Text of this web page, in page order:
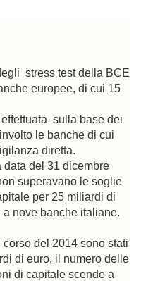
stress test della BCE
europee, di cui 15
sulla base dei
le banche di cui
diretta.
del 31 dicembre
superavano le soglie
per 25 miliardi di
nove banche italiane.
del 2014 sono stati
di euro, il numero delle
di capitale scende a